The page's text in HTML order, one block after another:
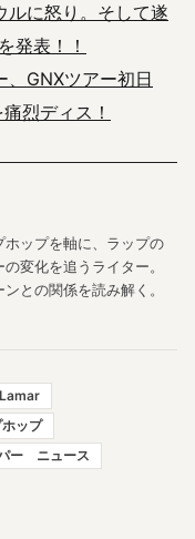
ルに怒り。そして遂
発表！！
、GNXツアー初日
烈ディス！
ップを軸に、ラップの
変化を追うライター。
との関係を読み解く。
ップ
ー ニュース